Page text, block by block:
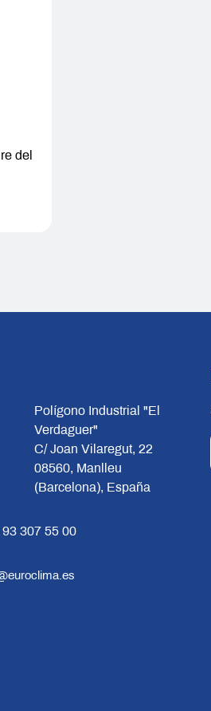
del
Polígono Industrial "El
Verdaguer"
C/ Joan Vilaregut, 22
08560, Manlleu
(Barcelona), España
93 307 55 00